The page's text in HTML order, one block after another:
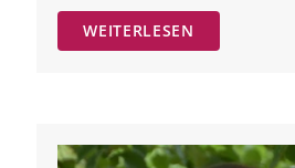
WEITERLESEN